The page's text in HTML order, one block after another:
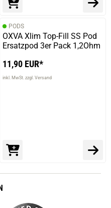
PODS
OXVA Xlim Top-Fill SS Pod
Ersatzpod 3er Pack 1,2Ohm
11,90 EUR*
inkl. MwSt. zzgl. Versand